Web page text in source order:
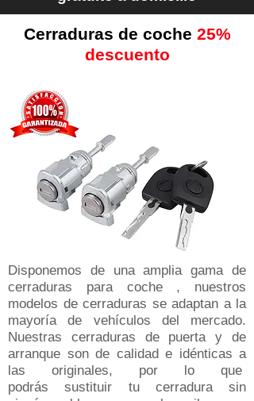
Cerraduras de coche 25%
descuento
Disponemos de una amplia gama de
cerraduras para coche , nuestros
modelos de cerraduras se adaptan a la
mayoría de vehículos del mercado​.
Nuestras cerraduras de puerta y de
arranque son de calidad e idénticas a
las originales, por lo que
podrás sustituir tu cerradura sin